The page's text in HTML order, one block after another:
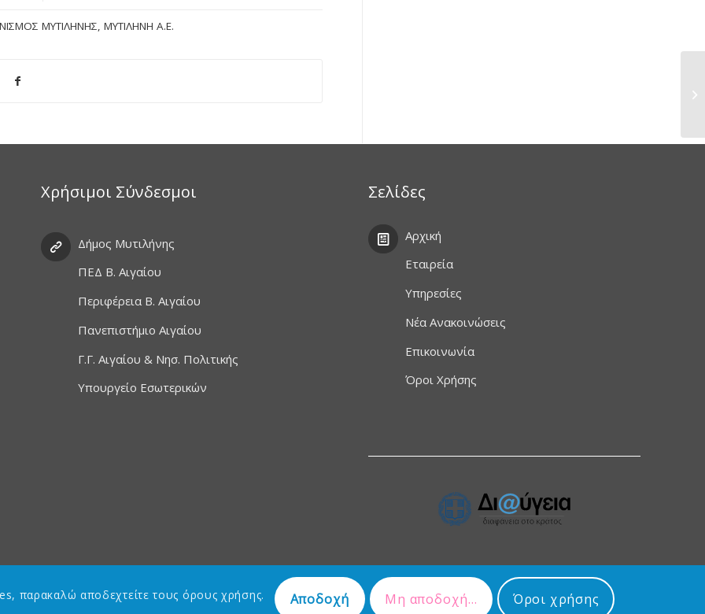
ΜΥΤΙΛΉΝΗΣ ΜΥΤΙΛΉΝΗ Α.Ε.
Χρήσιμοι Σύνδεσμοι
Δήμος Μυτιλήνης
ΠΕΔ Β. Αιγαίου
Περιφέρεια Β. Αιγαίου
Πανεπιστήμιο Αιγαίου
Γ.Γ. Αιγαίου & Νησ. Πολιτικής
Υπουργείο Εσωτερικών
Σελίδες
Αρχική
Εταιρεία
Υπηρεσίες
Νέα Ανακοινώσεις
Επικοινωνία
Όροι Χρήσης
byΤεχνολογικές & Πνευματικές Λύσεις Ανάπτυξης Ι.Κ.Ε. – Μυτιλήνη
παρακαλώ αποδεχτείτε τους όρους χρήσης. Αποδοχή Μη αποδοχή... Όροι χρήσης